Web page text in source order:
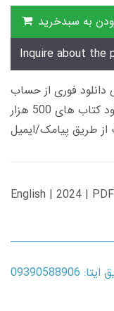
به سبدخرید
Inquire about the
600 هزار تومانی دانلود فوری از حساب
کاربری می باشد، و زمان تحویل لینک دانلود کتاب های 500 هزار
English | 2024 | PDF